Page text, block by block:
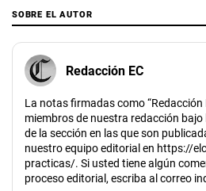
SOBRE EL AUTOR
Redacción EC
La notas firmadas como “Redacción
miembros de nuestra redacción
de la sección en las que son
nuestro equipo editorial en https://
practicas/. Si usted tiene algún
proceso editorial, escriba al correo